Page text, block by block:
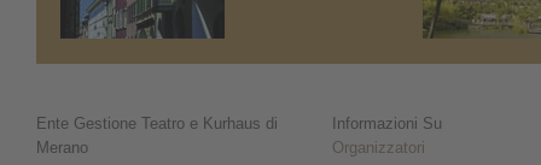
Ente Gestione Teatro e Kurhaus di
Merano
Informazioni Su
Organizzatori